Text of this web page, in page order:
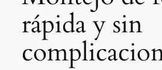
rápida y sin